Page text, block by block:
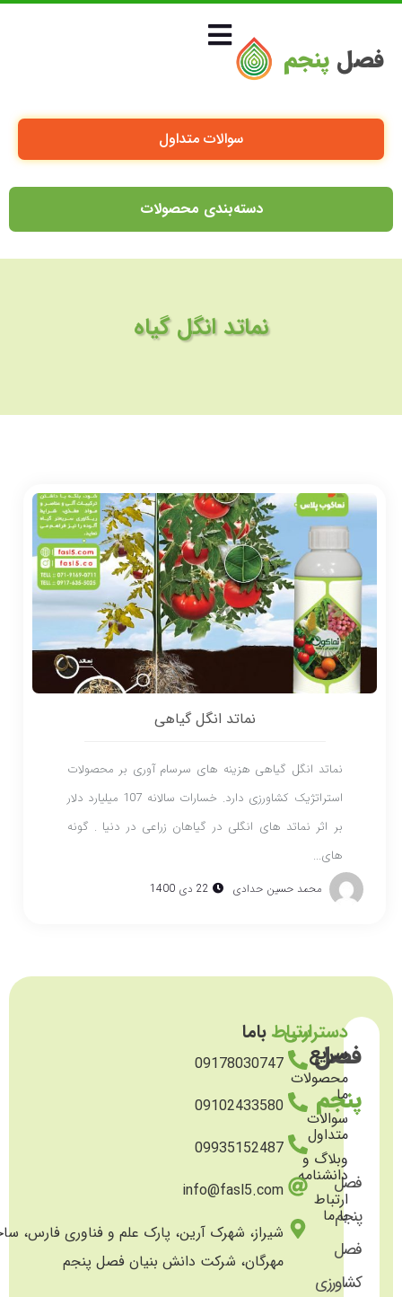
فصل پنجم
سوالات متداول
دسته‌بندی محصولات
نماتد انگل گیاه
نماتد انگل گیاهی
نماتد انگل گیاهی هزینه های سرسام آوری بر محصولات
استراتژیک کشاورزی دارد. خسارات سالانه 107 میلیارد دلار
بر اثر نماتد های انگلی در گیاهان زراعی در دنیا . گونه
های...
محمد حسین حدادی 22 دی 1400
فصل
پنجم
فصل
پنجم
فصل
کشاورزی
دسترسی
سریع
محصولات
ما
سوالات
متداول
وبلاگ و
دانشنامه
ارتباط
با ما
ارتباطباما
09178030747
09102433580
09935152487
info@fasl5.com
شیراز، شهرک آرین، پارک علم و فناوری فارس،
مهرگان، شرکت دانش بنیان فصل پنجم